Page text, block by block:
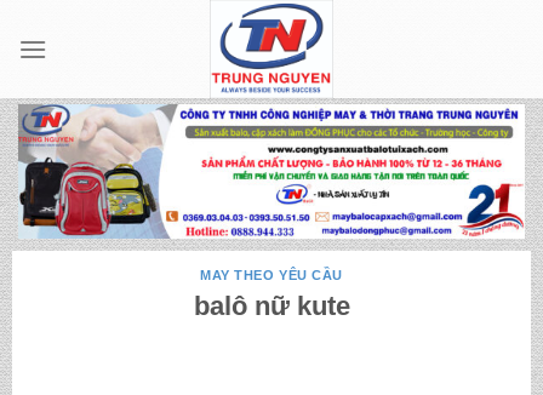
MAY THEO YÊU CẦU
balô nữ kute